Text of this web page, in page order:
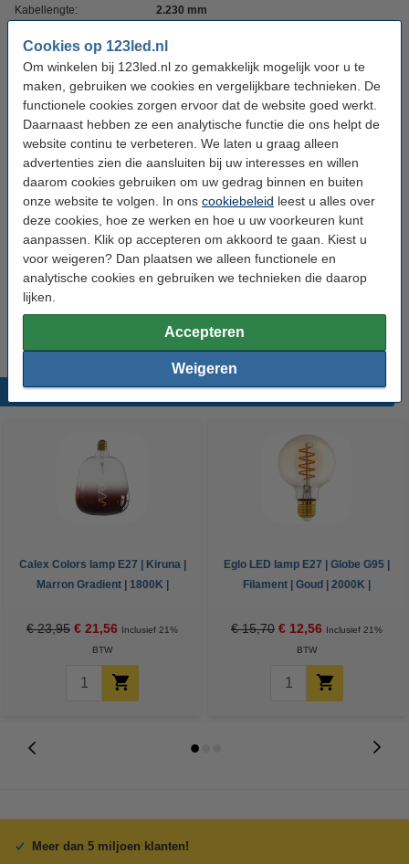
Cookies op 123led.nl
Om winkelen bij 123led.nl zo gemakkelijk mogelijk voor u te
maken, gebruiken we cookies en vergelijkbare technieken. De
functionele cookies zorgen ervoor dat de website goed werkt.
Daarnaast hebben ze een analytische functie die ons helpt de
website continu te verbeteren. We laten u graag alleen
advertenties zien die aansluiten bij uw interesses en willen
daarom cookies gebruiken om uw gedrag binnen en buiten
onze website te volgen. In ons cookiebeleid leest u alles over
deze cookies, hoe ze werken en hoe u uw voorkeuren kunt
aanpassen. Klik op accepteren om akkoord te gaan. Kiest u
voor weigeren? Dan plaatsen we alleen functionele en
analytische cookies en gebruiken we technieken die daarop
lijken.
Accepteren
Weigeren
Kabellengte: 2.230 mm
Aantal lampjes: 1
Oud voor nieuw: uw oude apparaat
Bestel mee:
Calex Colors lamp E27 | Kiruna | Marron
Gradient | 1800K | Dimbaar | 5W
€ 23,95 € 21,56
Calex Colors lamp E27 | Avesta | Gris Gradient
| 1800K | Dimbaar | 5W
€ 37,95
€ 34,16
Calex Colors lamp E27 | Boden | Marron
€ 39,95 € 35,96
Populaire producten
Calex Colors lamp E27 | Kiruna |
Marron Gradient | 1800K |
€ 23,95 € 21,56 Inclusief 21%
BTW
Eglo LED lamp E27 | Globe G95 |
Filament | Goud | 2000K |
€ 15,70 € 12,56 Inclusief 21%
BTW
Meer dan 5 miljoen klanten!